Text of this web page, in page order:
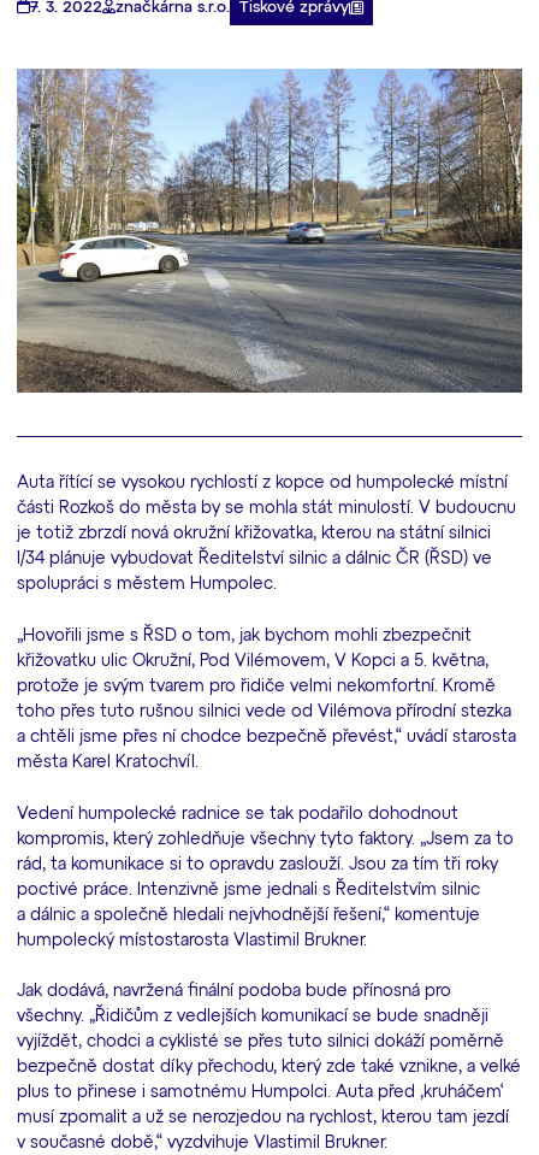
7. 3. 2022 značkárna s.r.o. Tiskové zprávy
Auta řítící se vysokou rychlostí z kopce od humpolecké místní
části Rozkoš do města by se mohla stát minulostí. V budoucnu
je totiž zbrzdí nová okružní křižovatka, kterou na státní silnici
I/34 plánuje vybudovat Ředitelství silnic a dálnic ČR (ŘSD) ve
spolupráci s městem Humpolec.
„Hovořili jsme s ŘSD o tom, jak bychom mohli zbezpečnit
křižovatku ulic Okružní, Pod Vilémovem, V Kopci a 5. května,
protože je svým tvarem pro řidiče velmi nekomfortní. Kromě
toho přes tuto rušnou silnici vede od Vilémova přírodní stezka
a chtěli jsme přes ní chodce bezpečně převést,“ uvádí starosta
města Karel Kratochvíl.
Vedení humpolecké radnice se tak podařilo dohodnout
kompromis, který zohledňuje všechny tyto faktory. „Jsem za to
rád, ta komunikace si to opravdu zaslouží. Jsou za tím tři roky
poctivé práce. Intenzivně jsme jednali s Ředitelstvím silnic
a dálnic a společně hledali nejvhodnější řešení,“ komentuje
humpolecký místostarosta Vlastimil Brukner.
Jak dodává, navržená finální podoba bude přínosná pro
všechny. „Řidičům z vedlejších komunikací se bude snadněji
vyjíždět, chodci a cyklisté se přes tuto silnici dokáží poměrně
bezpečně dostat díky přechodu, který zde také vznikne, a velké
plus to přinese i samotnému Humpolci. Auta před ‚kruháčem‘
musí zpomalit a už se nerozjedou na rychlost, kterou tam jezdí
v současné době,“ vyzdvihuje Vlastimil Brukner.